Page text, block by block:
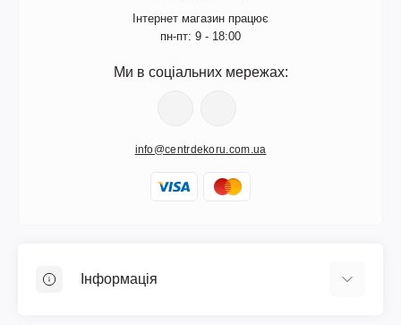
Інтернет магазин працює
пн-пт: 9 - 18:00
Ми в соціальних мережах:
info@centrdekoru.com.ua
Інформація